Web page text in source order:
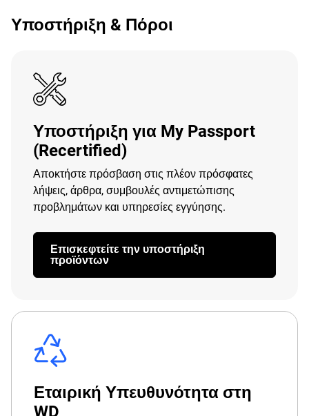
Υποστήριξη & Πόροι
Υποστήριξη για My Passport
(Recertified)
Αποκτήστε πρόσβαση στις πλέον πρόσφατες
λήψεις, άρθρα, συμβουλές αντιμετώπισης
προβλημάτων και υπηρεσίες εγγύησης.
Επισκεφτείτε την υποστήριξη
προϊόντων
Εταιρική Υπευθυνότητα στη
WD